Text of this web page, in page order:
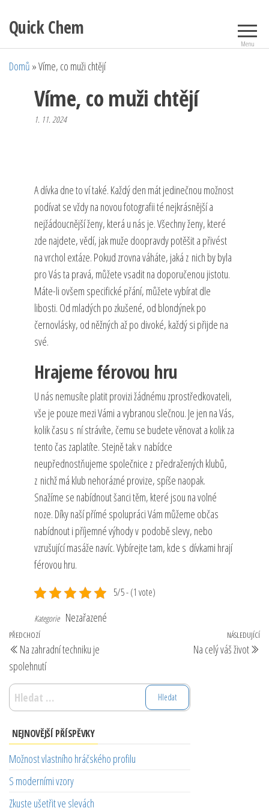
obsah
Quick Chem
Menu
Domů »Víme, co muži chtějí
Víme, co muži chtějí
1. 11. 2024
Adívka dneto ví také. Každý den mát jedinečnou možnost
podívat se vždy na novou fotografii té nejkrásnější a
nejžádoucnější ženy, která u nás je. Všechny ženy, které
zde najdete, vědí, jak muže doopravdy potěšit a přivést
na vrchol extáze. Pokud zrovna váháte, jaká z nich by byla
pro Vás ta pravá, můžete vsadit na doporučenou jistotu.
Máte-li ovšem specifické přání, můžete vybírat dle
libosti. Od mladých po zkušené, od blondýnek po
černovlásky, od něžných až po divoké, každý si přijde na
své.
Hrajeme férovou hru
U nás nemusíte platit provizi žádnému zprostředkovateli,
vše je pouze mezi Vámi a vybranou slečnou. Je jen na Vás,
kolik času s ní strávíte, čemu se budete věnovat a kolik za
tento čas zaplatíte. Stejně tak v nabídce
neupřednostňujeme společnice z předražených klubů,
z nichž má klub nehorázné provize, spíše naopak.
Snažíme se nabídnout šanci těm, které jsou na volné
noze. Díky naší přímé spolupráci Vám můžeme občas
nabídnout i příjemné výhody v podobě slevy, nebo
vzrušující masáže navíc. Vybírejte tam, kde s dívkami hrají
férovou hru.
5/5 - (1 vote)
Kategorie Nezařazené
Navigace
pro
příspěvek
Předchozí
příspěvek
PŘEDCHOZÍ
Na zahradní techniku je
spolehnutí
NÁSLEDUJÍCÍ
Na celý váš život
Vyhledávání
NEJNOVĚJŠÍ PŘÍSPĚVKY
Možnost vlastního hráčského profilu
S moderními vzory
Zkuste ušetřit ve slevách